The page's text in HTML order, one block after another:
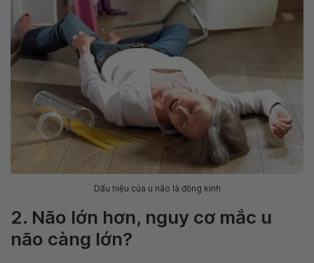
Dấu hiệu của u não là động kinh
2. Não lớn hơn, nguy cơ mắc u
não càng lớn?